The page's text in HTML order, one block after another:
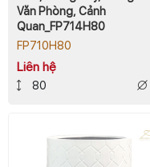
Văn Phòng, Cảnh
Quan_FP714H80
FP710H80
Liên hệ
80